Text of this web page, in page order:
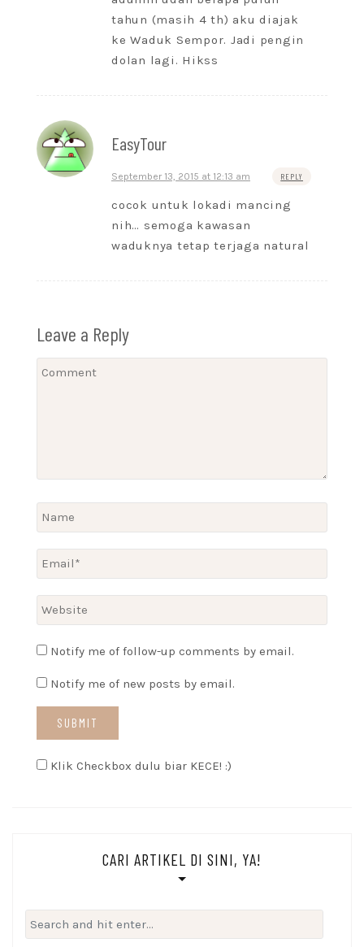
tahun (masih 4 th) aku diajak
ke Waduk Sempor. Jadi pengin
dolan lagi. Hikss
EasyTour
September 13, 2015 at 12:13 am REPLY
cocok untuk lokadi mancing
nih… semoga kawasan
waduknya tetap terjaga natural
Leave a Reply
Notify me of follow-up comments by email.
Notify me of new posts by email.
Klik Checkbox dulu biar KECE! :)
CARI ARTIKEL DI SINI, YA!
Search
for: